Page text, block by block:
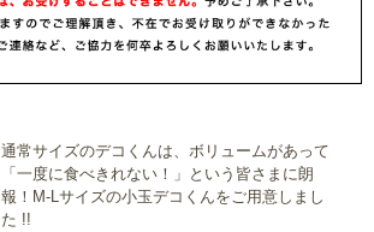
通常サイズのデコくんは、ボリュームがあって
「一度に食べきれない！」という皆さまに朗
報！M-Lサイズの小玉デコくんをご用意しまし
た !!